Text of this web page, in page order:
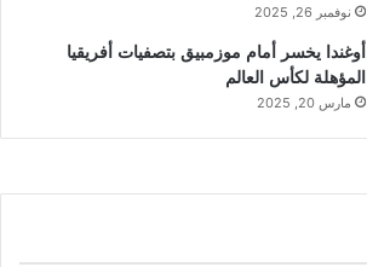
نوفمبر 26, 2025
أوغندا يخسر أمام موزمبيق بتصفيات أفريقيا
المؤهلة لكأس العالم
مارس 20, 2025